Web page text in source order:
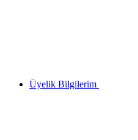
Üyelik Bilgilerim